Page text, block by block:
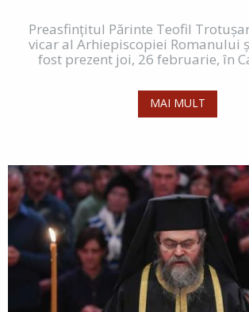
Preasfințitul Părinte Teofil
vicar al Arhiepiscopiei Romanului
fost prezent joi, 26 februarie, în
MAI MULT